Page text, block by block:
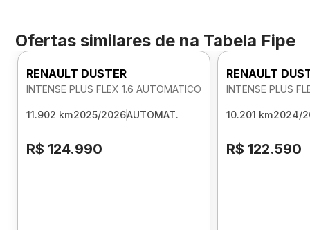
Ofertas similares de na Tabela Fipe
RENAULT DUSTER
INTENSE PLUS FLEX 1.6 AUTOMATICO
11.902 km2025/2026AUTOMAT.
R$ 124.990
RENAULT
INTENSE PLUS
10.201 km2024/
R$ 122.590